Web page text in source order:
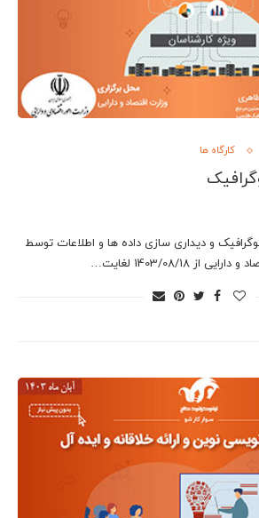
کارگاه ها
و دیداری سازی داده ها و اطلاعات توسط
1403/08/18 لغایت…